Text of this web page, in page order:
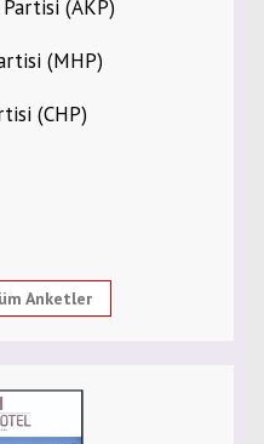
(AKP)
(MHP)
(CHP)
Anketler